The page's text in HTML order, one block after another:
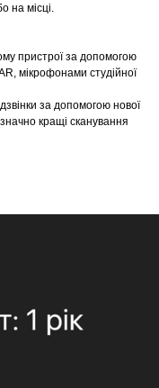
на місці.
пристрої за допомогою
мікрофонами студійної
за допомогою нової
кращі сканування